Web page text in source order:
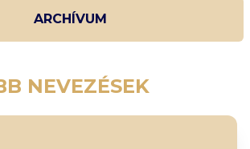
ARCHÍVUM
NEVEZÉSEK